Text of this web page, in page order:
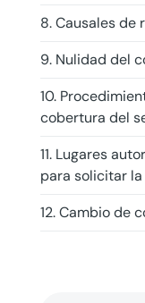
8. Causales de
9. Nulidad del
10.
cobertura del
11. Lugares
para solicitar
12. Cambio de